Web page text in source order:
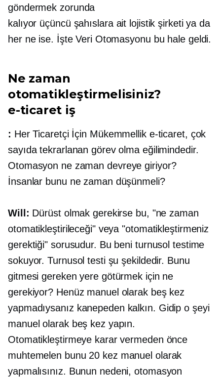
göndermek zorunda
kalıyor üçüncü şahıslara ait lojistik şirketi ya da
her ne ise. İşte Veri Otomasyonu bu hale geldi.
Ne zaman
otomatikleştirmelisiniz?
e-ticaret iş
: Her Ticaretçi İçin Mükemmellik e-ticaret, çok
sayıda tekrarlanan görev olma eğilimindedir.
Otomasyon ne zaman devreye giriyor?
İnsanlar bunu ne zaman düşünmeli?
Will: Dürüst olmak gerekirse bu, "ne zaman
otomatikleştirileceği" veya "otomatikleştirmeniz
gerektiği" sorusudur. Bu beni turnusol testime
sokuyor. Turnusol testi şu şekildedir. Bunu
gitmesi gereken yere götürmek için ne
gerekiyor? Henüz manuel olarak beş kez
yapmadıysanız kanepeden kalkın. Gidip o şeyi
manuel olarak beş kez yapın.
Otomatikleştirmeye karar vermeden önce
muhtemelen bunu 20 kez manuel olarak
yapmalısınız. Bunun nedeni, otomasyon